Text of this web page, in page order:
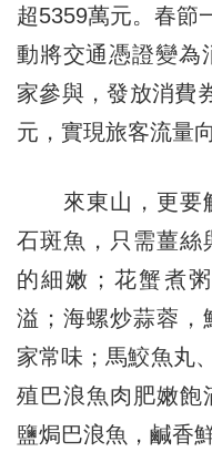
超5359萬元。春節
動將交通憑證變為
家參與，發放消費
元，實現旅客流量
來東山，更要
石斑魚，只需薑絲
的細嫩；花蟹煮
溢；海螺炒蒜蓉，
家常味；馬鮫魚丸
殖巴浪魚肉肥嫩飽
鹽焗巴浪魚，鹹香鮮